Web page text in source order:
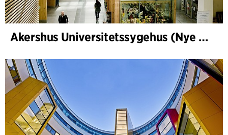
Akershus Universitetssygehus (Nye Ahus)